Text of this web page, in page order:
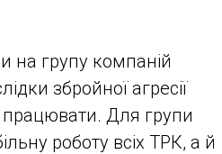
на групу компаній
збройної агресії
працювати. Для групи
роботу всіх ТРК, а й